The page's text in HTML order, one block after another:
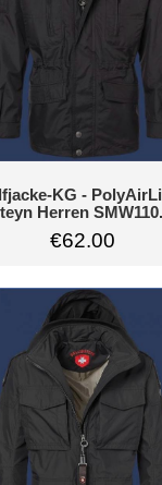
KG -
Herren
€62.00